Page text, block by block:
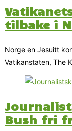
tilbake i
Norge en Jesuitt
Vatikanstaten, The
Bush fri